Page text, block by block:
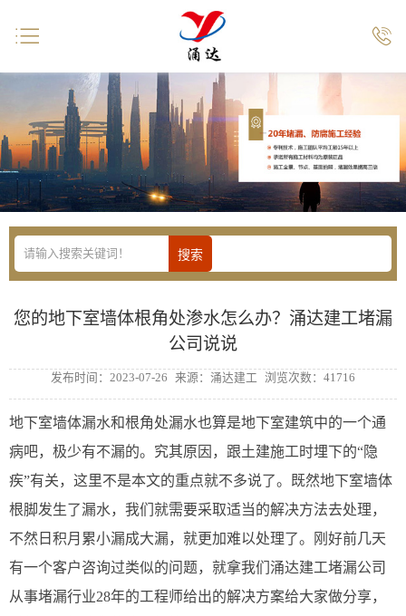
您的地下室墙体根角处渗水怎么办？涌达建工堵漏
公司说说
发布时间：2023-07-26 来源：涌达建工 浏览次数：41716
地下室墙体漏水和根角处漏水也算是地下室建筑中的一个通
病吧，极少有不漏的。究其原因，跟土建施工时埋下的“隐
疾”有关，这里不是本文的重点就不多说了。既然地下室墙体
根脚发生了漏水，我们就需要采取适当的解决方法去处理，
不然日积月累小漏成大漏，就更加难以处理了。刚好前几天
有一个客户咨询过类似的问题，就拿我们涌达建工堵漏公司
从事堵漏行业28年的工程师给出的解决方案给大家做分享，
 